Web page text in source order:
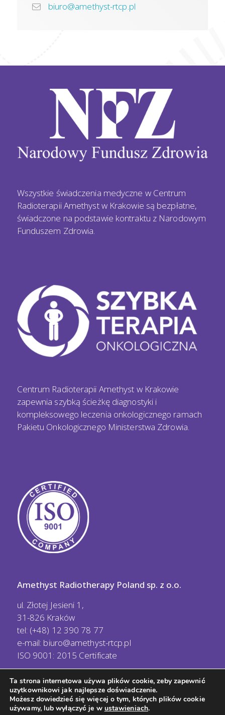
biuro@amethyst-rtcp.pl
Wszystkie świadczenia medyczne w Centrum
Radioterapii Amethyst w Krakowie są bezpłatne,
świadczone na podstawie kontraktu z Narodowym
Funduszem Zdrowia.
Centrum Radioterapii Amethyst w Krakowie
zapewnia szybką ścieżkę diagnostyki i
kompleksowego leczenia onkologicznego ramach
Pakietu Onkologicznego Ministerstwa Zdrowia.
Amethyst Radiotherapy Poland sp. z o.o.
ul. Złotej Jesieni 1,
31-826 Kraków
tel: (+48) 12 390 78 77
e-mail: biuro@amethyst-rtcp.pl
ISO 9001: 2015 Certificate
Ta strona internetowa używa plików cookie, zeby zapewnić
uzytkownikowi jak najlepsze doświadczenie.
Możesz dowiedzieć się więcej o tym, których plików cookie
używamy, lub wyłączyć je w ustawieniach.